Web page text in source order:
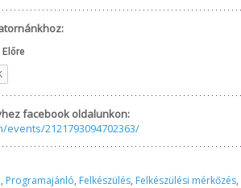
facebook oldalunkon:
2121793094702363/
, Programajánló, Felkészülés, Felkészülési mérkőzés,